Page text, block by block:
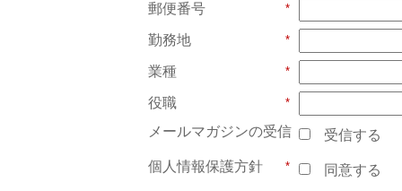
郵便番号
勤務地
業種
役職
メールマガジンの受信
受信する
個人情報保護方針 同意する